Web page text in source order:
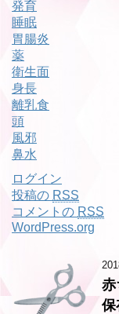
発育
睡眠
胃腸炎
薬
衛生面
身長
離乳食
頭
風邪
鼻水
ログイン
投稿の RSS
コメントの RSS
WordPress.org
赤
保